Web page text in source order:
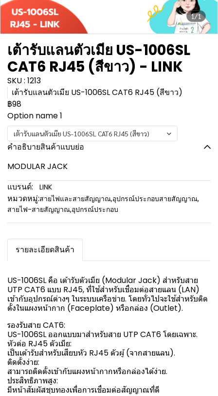
1/1
เต้ารับแลนตัวเมีย US-1006SL
CAT6 RJ45 (สีขาว) - LINK
SKU : 1213
เต้ารับแลนตัวเมีย US-1006SL CAT6 RJ45 (สีขาว)
฿98
Option name 1
เต้ารับแลนตัวเมีย US-1006SL CAT6 RJ45 (สีขาว)
คำอธิบายสินค้าแบบย่อ
MODULAR JACK
แบรนด์:
LINK
หมวดหมู่:สายไฟและสายสัญญาณ,อุปกรณ์ประกอบสายสัญญาณ,
สายไฟ-สายสัญญาณ,อุปกรณ์ประกอบ
รายละเอียดสินค้า
US-1006SL คือ เต้ารับตัวเมีย (Modular Jack) สำหรับสาย
UTP CAT6 แบบ RJ45, ที่ใช้สำหรับเชื่อมต่อสายแลน (LAN)
เข้ากับอุปกรณ์ต่างๆ ในระบบเครือข่าย. โดยทั่วไปจะใช้สำหรับติด
ตั้งในแผงหน้ากาก (Faceplate) หรือกล่อง (Outlet).
รองรับสาย CAT6:
US-1006SL ออกแบบมาสำหรับสาย UTP CAT6 โดยเฉพาะ.
หัวต่อ RJ45 ตัวเมีย:
เป็นเต้ารับสำหรับเสียบหัว RJ45 ตัวผู้ (จากสายแลน).
ติดตั้งง่าย:
สามารถติดตั้งเข้ากับแผงหน้ากากหรือกล่องได้ง่าย.
ประสิทธิภาพสูง:
มีหน้าสัมผัสชุบทองเพื่อการเชื่อมต่อสัญญาณที่ดี